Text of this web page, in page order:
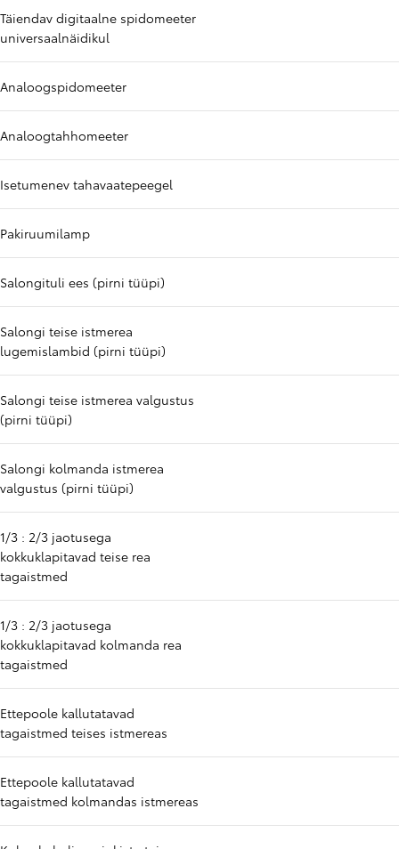
Täiendav digitaalne spidomeeter
universaalnäidikul
Analoogspidomeeter
Analoogtahhomeeter
Isetumenev tahavaatepeegel
Pakiruumilamp
Salongituli ees (pirni tüüpi)
Salongi teise istmerea
lugemislambid (pirni tüüpi)
Salongi teise istmerea valgustus
(pirni tüüpi)
Salongi kolmanda istmerea
valgustus (pirni tüüpi)
1/3 : 2/3 jaotusega
kokkuklapitavad teise rea
tagaistmed
1/3 : 2/3 jaotusega
kokkuklapitavad kolmanda rea
tagaistmed
Ettepoole kallutatavad
tagaistmed teises istmereas
Ettepoole kallutatavad
tagaistmed kolmandas istmereas